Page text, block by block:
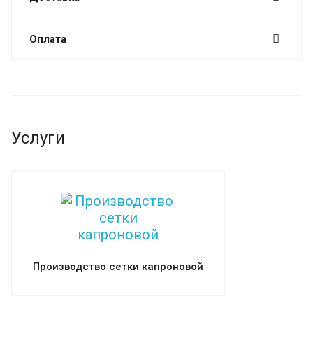
Оплата
Услуги
Производство сетки капроновой